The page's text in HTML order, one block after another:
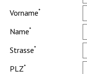
Vorname*
Name*
Strasse*
PLZ*